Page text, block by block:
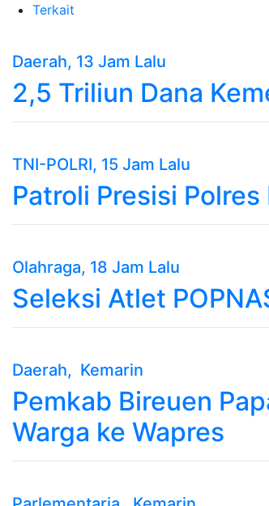
Terkait
Daerah, 13 Jam Lalu
2,5 Triliun Dana
TNI-POLRI, 15 Jam Lalu
Patroli Presisi
Olahraga, 18 Jam Lalu
Seleksi Atlet
Daerah, Kemarin
Pemkab Bireuen
Warga ke Wapres